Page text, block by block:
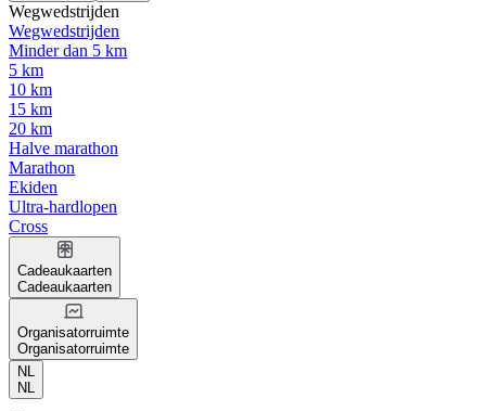
Wegwedstrijden
Wegwedstrijden
Minder dan 5 km
5 km
10 km
15 km
20 km
Halve marathon
Marathon
Ekiden
Ultra-hardlopen
Cross
Cadeaukaarten
Cadeaukaarten
Organisatorruimte
Organisatorruimte
NL
NL